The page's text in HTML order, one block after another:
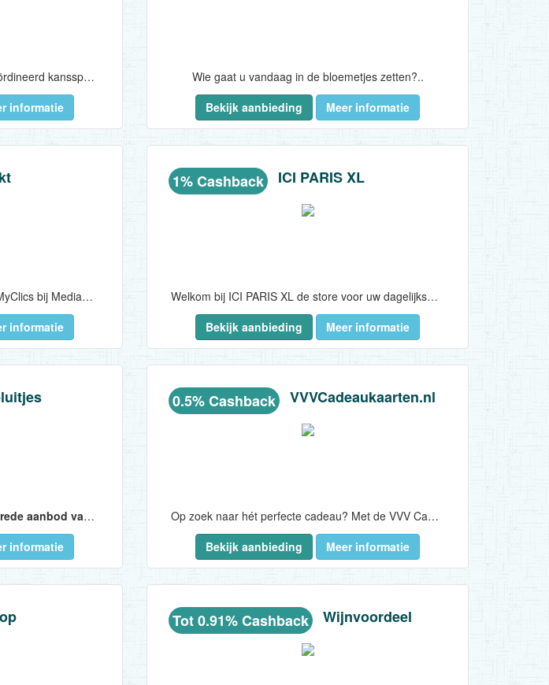
Eurojackpot is een Europees gecoördineerd kansspel waarbij je voor €2 kans maakt op de Jackpot. Je kiest eerst 5 getallen uit 1 t/m 50 en vervolgens 2 bonusgetallen uit 1 t/m 12. Heb je alle getallen goed dan win je de Jackpot! Deze is minimaal 10 miljoen euro en kan oplopen tot wel 120 miljoen euro. De te winnen prijzen zijn afhankelijk van het totaal aantal verkochte loten. Er is elke dinsdag en vrijdag om 19:00 uur een trekking...
informatie
Wie gaat u vandaag in de bloemetjes zetten?..
Bekijk aanbieding
Meer informatie
Welkom bij Mediamarkt. Shop via MyClics bij MediaMarkt en ontvang 1% terug in je saldo!..
informatie
1% Cashback ICI PARIS XL
Welkom bij ICI PARIS XL de store voor uw dagelijkse verzorging en de lekkerste geuren. Bestel met een zeer aantrekkelijke cashback met daarbij vele leuke acties...
Bekijk aanbieding
Meer informatie
Welkom bij Voordeeluitjes. Het brede aanbod van Voordeeluitjes.nl
meer uit de mooiste EuroParcs, Droomparken, Landal Greenparks, Oostappen, Topparken en Roompot Vakantieparken...
informatie
0.5% Cashback VVVCadeaukaarten.nl
Op zoek naar hét perfecte cadeau? Met de VVV Cadeaukaart geef je een wereld aan cadeaus en oneindig veel belevenissen. Van woonwinkel tot wellness en van speelgoed tot pretpark!..
Bekijk aanbieding
Meer informatie
Tot 0.91% Cashback Wijnvoordeel